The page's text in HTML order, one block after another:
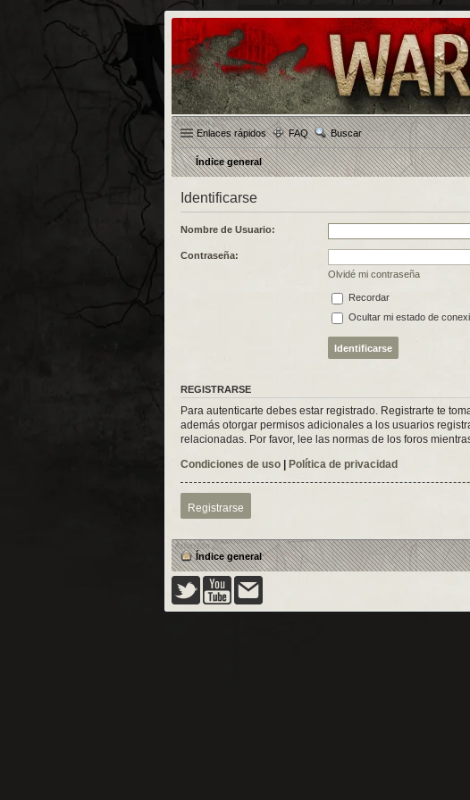
Enlaces rápidos FAQ Buscar
Índice general
Identificarse
Nombre de Usuario:
Contraseña:
Olvidé mi contraseña
Recordar
Ocultar mi estado de
REGISTRARSE
Para autenticarte debes estar registrado. Registrarte te
además otorgar permisos adicionales a los usuarios
relacionadas. Por favor, lee las normas de los foros
Condiciones de uso | Política de privacidad
Registrarse
Índice general